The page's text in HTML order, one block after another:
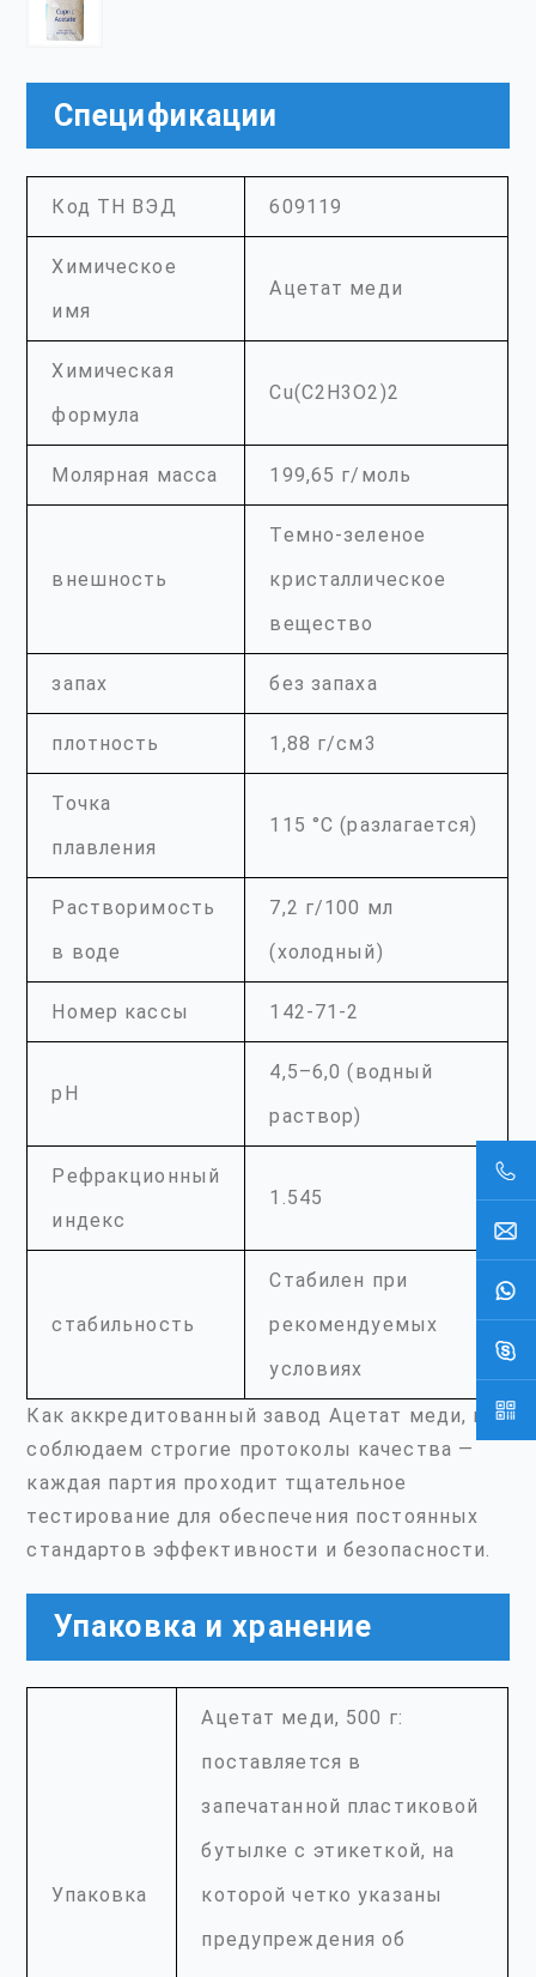
Спецификации
Код ТН ВЭД 609119
Химическое
имя
Ацетат меди
Химическая
формула
Cu(C2H3O2)2
Молярная масса 199,65 г/моль
внешность
Темно-зеленое
кристаллическое
вещество
запах без запаха
плотность 1,88 г/см3
Точка
плавления
115 °C (разлагается)
Растворимость
в воде
7,2 г/100 мл
(холодный)
Номер кассы 142-71-2
рН
4,5–6,0 (водный
раствор)
Рефракционный
индекс
1.545
стабильность
Стабилен при
рекомендуемых
условиях
Как аккредитованный завод Ацетат меди, мы
соблюдаем строгие протоколы качества —
каждая партия проходит тщательное
тестирование для обеспечения постоянных
стандартов эффективности и безопасности.
Упаковка и хранение
Упаковка
Ацетат меди, 500 г:
поставляется в
запечатанной пластиковой
бутылке с этикеткой, на
которой четко указаны
предупреждения об